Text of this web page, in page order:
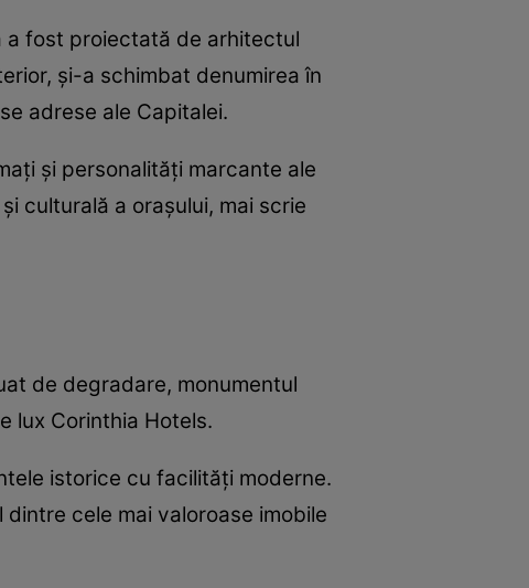
a fost proiectată de arhitectul
și-a schimbat denumirea în
adrese ale Capitalei.
și personalități marcante ale
culturală a orașului, mai scrie
de degradare, monumentul
lux Corinthia Hotels.
istorice cu facilități moderne.
cele mai valoroase imobile